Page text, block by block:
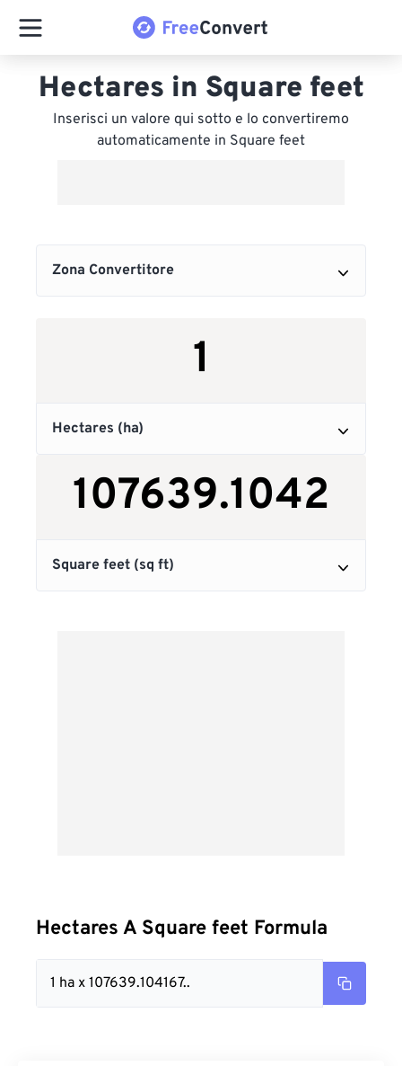
Hectares in Square feet
Inserisci un valore qui sotto e lo convertiremo
automaticamente in Square feet
Hectares A Square feet Formula
1 ha x 107639.104167..